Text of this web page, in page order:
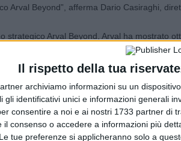
Il rispetto della tua
archiviamo informazioni su un
gli identificativi unici e informazioni generali
consentire a noi e ai nostri 1733 partner di
il consenso o accedere a informazioni più
tue preferenze si applicheranno solo a
Arval Beyond”, afferma Dario Casiraghi,
strategico Arval Beyond, Arval ha mostrato
ha continuato a guidare il settore,
strategiche e proseguendo nel suo
nella transizione energeticà, spiega la
banche, operatori del settore automotive e
2022 l’acquisizione di Terberg Business
la fine di novembre 2022, ‘Arval ha
aziende, diventando uno dei maggiori